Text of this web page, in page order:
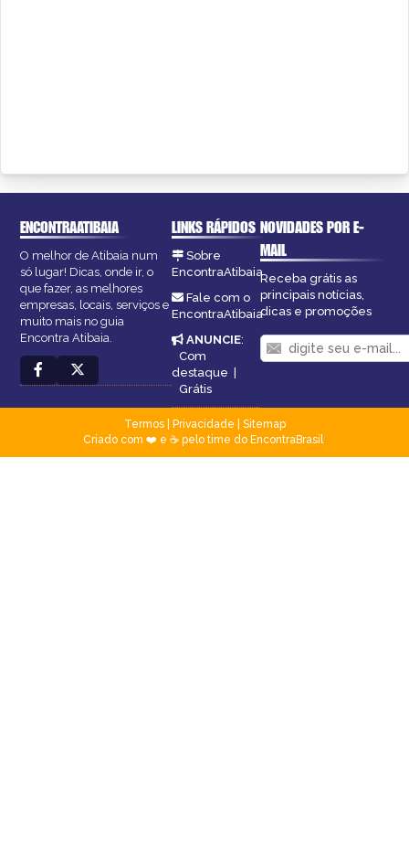
ENCONTRAATIBAIA
O melhor de Atibaia num
só lugar! Dicas, onde ir, o
que fazer, as melhores
empresas, locais, serviços e
muito mais no guia
Encontra Atibaia.
LINKS RÁPIDOS
Sobre
EncontraAtibaia
Fale com o
EncontraAtibaia
ANUNCIE:
Com
destaque |
Grátis
NOVIDADES POR E-
MAIL
Receba grátis as
principais notícias,
dicas e promoções
Termos| Privacidade
Sitemap
Criado com ❤️ e ☕ pelo time do EncontraBrasil